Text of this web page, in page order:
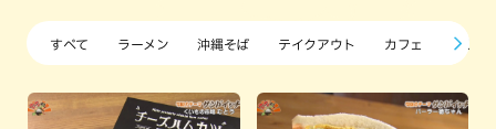
すべて ラーメン 沖縄そば テイクアウト カフェ すし・